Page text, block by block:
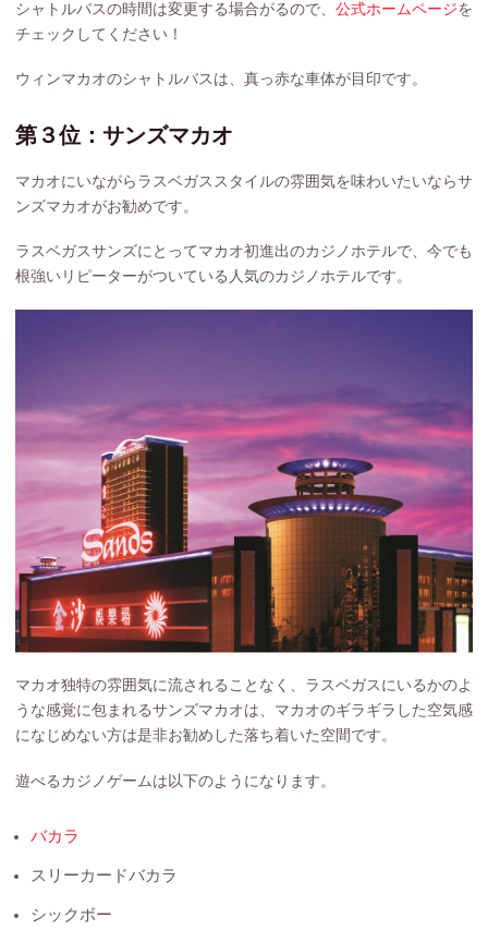
シャトルバスの時間は変更する場合がるので、 公式ホームページを
チェックしてください！
ウィンマカオのシャトルバスは、真っ赤な車体が目印です。
第３位：サンズマカオ
マカオにいながらラスベガススタイルの雰囲気を味わいたいならサ
ンズマカオがお勧めです。
ラスベガスサンズにとってマカオ初進出のカジノホテルで、今でも
根強いリピーターがついている人気のカジノホテルです。
マカオ独特の雰囲気に流されることなく、ラスベガスにいるかのよ
うな感覚に包まれるサンズマカオは、マカオのギラギラした空気感
になじめない方は是非お勧めした落ち着いた空間です。
遊べるカジノゲームは以下のようになります。
バカラ
スリーカードバカラ
シックボー